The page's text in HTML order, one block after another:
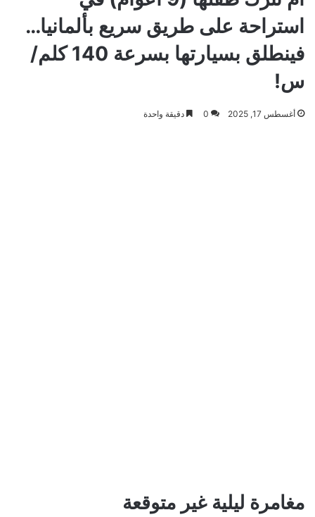
استراحة على طريق سريع بألمانيا…
فينطلق بسيارتها بسرعة 140 كلم/
س!
أغسطس 17, 2025 0 دقيقة واحدة
مغامرة ليلية غير متوقعة